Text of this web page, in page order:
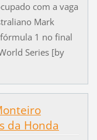
com a vaga
Mark
1 no final
Series [by
da Honda